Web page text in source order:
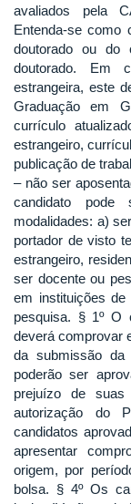
avaliados pela
Entenda-se como
doutorado ou do
doutorado. Em
estrangeira, este
Graduação em
currículo
estrangeiro,
publicação de
– não ser
candidato
modalidades: a)
portador de visto
estrangeiro,
ser docente ou
em instituições
pesquisa. § 1º O
deverá comprovar
da submissão da
poderão ser
prejuízo de
autorização do
candidatos
apresentar
origem, por
bolsa. § 4º Os